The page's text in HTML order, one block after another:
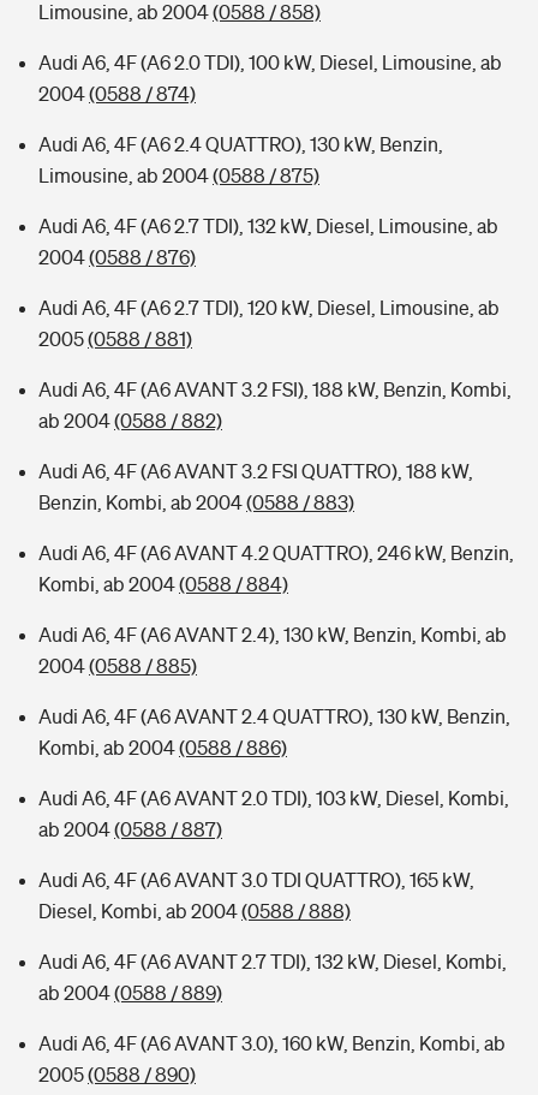
Limousine, ab 2004(0588 / 858)
Audi A6, 4F (A6 2.0 TDI), 100 kW, Diesel, Limousine, ab
2004(0588 / 874)
Audi A6, 4F (A6 2.4 QUATTRO), 130 kW, Benzin,
Limousine, ab 2004(0588 / 875)
Audi A6, 4F (A6 2.7 TDI), 132 kW, Diesel, Limousine, ab
2004(0588 / 876)
Audi A6, 4F (A6 2.7 TDI), 120 kW, Diesel, Limousine, ab
2005(0588 / 881)
Audi A6, 4F (A6 AVANT 3.2 FSI), 188 kW, Benzin, Kombi,
ab 2004(0588 / 882)
Audi A6, 4F (A6 AVANT 3.2 FSI QUATTRO), 188 kW,
Benzin, Kombi, ab 2004(0588 / 883)
Audi A6, 4F (A6 AVANT 4.2 QUATTRO), 246 kW, Benzin,
Kombi, ab 2004(0588 / 884)
Audi A6, 4F (A6 AVANT 2.4), 130 kW, Benzin, Kombi, ab
2004(0588 / 885)
Audi A6, 4F (A6 AVANT 2.4 QUATTRO), 130 kW, Benzin,
Kombi, ab 2004(0588 / 886)
Audi A6, 4F (A6 AVANT 2.0 TDI), 103 kW, Diesel, Kombi,
ab 2004(0588 / 887)
Audi A6, 4F (A6 AVANT 3.0 TDI QUATTRO), 165 kW,
Diesel, Kombi, ab 2004(0588 / 888)
Audi A6, 4F (A6 AVANT 2.7 TDI), 132 kW, Diesel, Kombi,
ab 2004(0588 / 889)
Audi A6, 4F (A6 AVANT 3.0), 160 kW, Benzin, Kombi, ab
2005(0588 / 890)